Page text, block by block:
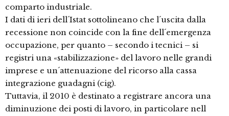
comparto industriale.
I dati di ieri dell´Istat sottolineano che l´uscita dalla
recessione non coincide con la fine dell´emergenza
occupazione, per quanto – secondo i tecnici – si
registri una «stabilizzazione» del lavoro nelle grandi
imprese e un´attenuazione del ricorso alla cassa
integrazione guadagni (cig).
Tuttavia, il 2010 è destinato a registrare ancora una
diminuzione dei posti di lavoro, in particolare nell